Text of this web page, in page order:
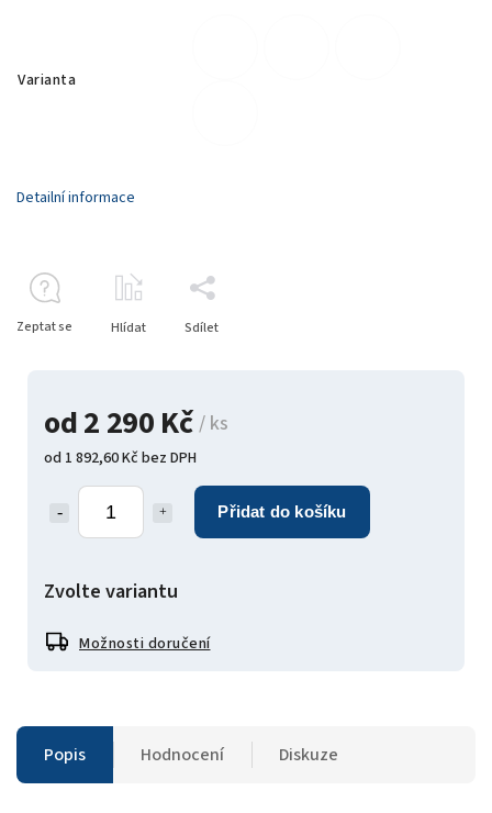
Varianta
od2 290 Kč / ks
od 1 892,60 Kčbez DPH
Přidat do košíku
Zvolte variantu
Možnosti doručení
Detailní informace
Zeptat se Hlídat Sdílet
Popis Hodnocení Diskuze